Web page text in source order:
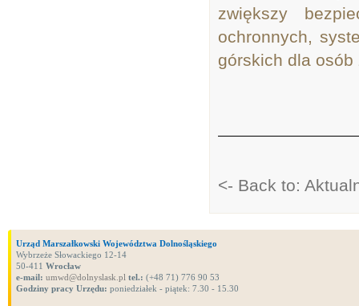
zwiększy
ochronnych,
górskich dla
<- Back to:
Urząd Marszałkowski Województwa Dolnośląskiego
Wybrzeże Słowackiego 12-14
50-411 Wrocław
e-mail: umwd@dolnyslask.pl tel.: (+48 71) 776 90 53
Godziny pracy Urzędu: poniedziałek - piątek: 7.30 - 15.30